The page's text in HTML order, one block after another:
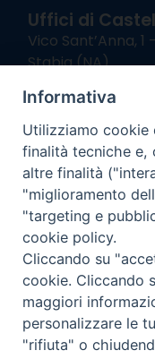
Uffici di
Vico Sant’Anna,
Stabia (NA)
Giorni ed Orari
Lunedì e
Uffici
Lunedì e
Informativa
COPYRIGHT ©
Informativa
Utilizziamo cookie
finalità tecniche e,
altre finalità
"miglioramento
"targeting e
cookie policy.
Cliccando su
cookie. Cliccando
maggiori
personalizzare le
"rifiuta" o